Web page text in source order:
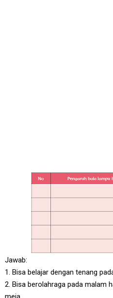
Jawab:
1. Bisa belajar dengan tenang
2. Bisa berolahraga pada malam